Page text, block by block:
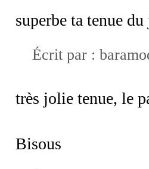
superbe ta tenue
Écrit par :
très jolie tenue, le
Bisous